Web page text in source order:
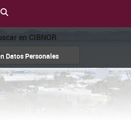
Datos Personales
en CIBNOR